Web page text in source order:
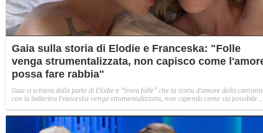
Gaia sulla storia di Elodie e Franceska: "Folle
venga strumentalizzata, non capisco come
possa fare rabbia"
Gaia si schiera dalla parte di Elodie e "trova folle" che la storia d'amore della
con la ballerina Franceska venga strumentalizzata, non capendo come sia possibile